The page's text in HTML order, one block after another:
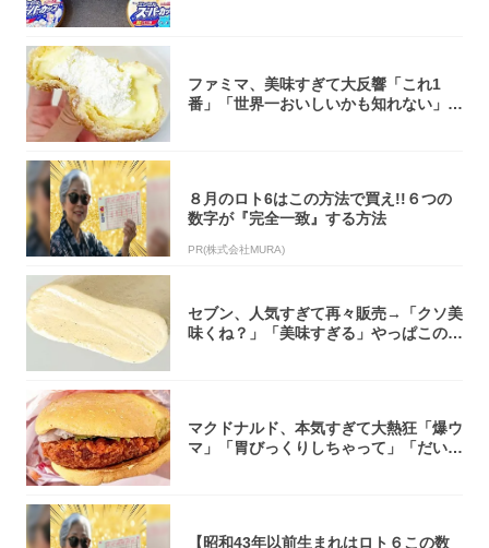
ファミマ、美味すぎて大反響「これ1
番」「世界一おいしいかも知れない」
８月のロト6はこの方法で買え!!６つの
数字が『完全一致』する方法
PR(株式会社MURA)
セブン、人気すぎて再々販売→「クソ美
味くね？」「美味すぎる」やっぱこのク
マクドナルド、本気すぎて大熱狂「爆ウ
マ」「胃びっくりしちゃって」「だいぶ
【昭和43年以前生まれはロト６この数